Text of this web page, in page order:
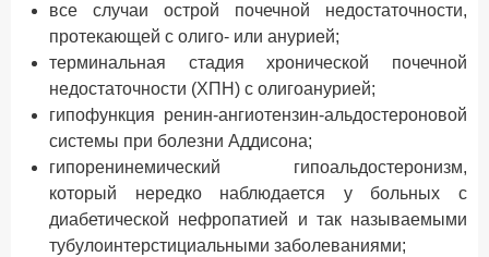
все случаи острой почечной недостаточности,
протекающей с олиго- или анурией;
терминальная стадия хронической почечной
недостаточности (ХПН) с олигоанурией;
гипофункция ренин-ангиотензин-альдостероновой
системы при болезни Аддисона;
гипоренинемический гипоальдостеронизм,
который нередко наблюдается у больных с
диабетической нефропатией и так называемыми
тубулоинтерстициальными заболеваниями;